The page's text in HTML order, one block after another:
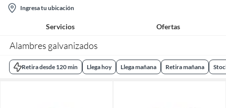
location-
icon
Ingresa tu ubicación
Servicios Ofertas
Alambres galvanizados
Retira desde 120 min Llega hoy Llega mañana Retira mañana